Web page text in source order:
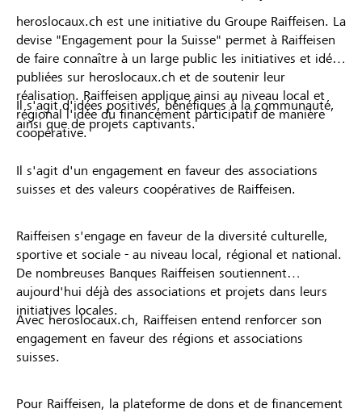
heroslocaux.ch est une initiative du Groupe Raiffeisen. La
devise "Engagement pour la Suisse" permet à Raiffeisen
de faire connaître à un large public les initiatives et idées
publiées sur heroslocaux.ch et de soutenir leur
réalisation. Raiffeisen applique ainsi au niveau local et
régional l'idée du financement participatif de manière
coopérative.
Il s'agit d'idées positives, bénéfiques à la communauté,
ainsi que de projets captivants.
Il s'agit d'un engagement en faveur des associations
suisses et des valeurs coopératives de Raiffeisen.
Raiffeisen s'engage en faveur de la diversité culturelle,
sportive et sociale - au niveau local, régional et national.
De nombreuses Banques Raiffeisen soutiennent
aujourd'hui déjà des associations et projets dans leurs
initiatives locales.
Avec heroslocaux.ch, Raiffeisen entend renforcer son
engagement en faveur des régions et associations
suisses.
Pour Raiffeisen, la plateforme de dons et de financement